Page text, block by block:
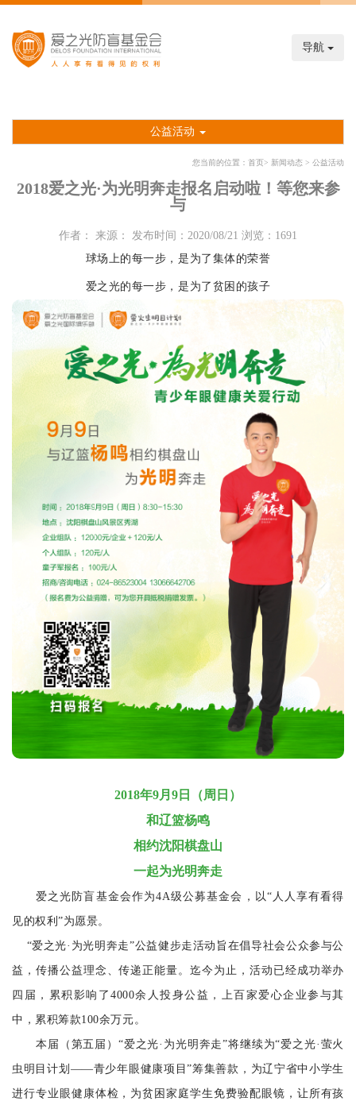
导航
公益活动
您当前的位置： 首页> 新闻动态 > 公益活动
2018爱之光·为光明奔走报名启动啦！等您来参
与
作者： 来源： 发布时间：2020/08/21 浏览：1691
球场上的每一步，是为了集体的荣誉
爱之光的每一步，是为了贫困的孩子
2018年9月9日（周日）
和辽篮杨鸣
相约沈阳棋盘山
一起为光明奔走
爱之光防盲基金会作为4A级公募基金会，以“人人享有看得
见的权利”为愿景。
“爱之光·为光明奔走”公益健步走活动旨在倡导社会公众参与公
益，传播公益理念、传递正能量。迄今为止，活动已经成功举办
四届，累积影响了4000余人投身公益，上百家爱心企业参与其
中，累积筹款100余万元。
本届（第五届）“爱之光·为光明奔走”将继续为“爱之光·萤火
虫明目计划——青少年眼健康项目”筹集善款，为辽宁省中小学生
进行专业眼健康体检，为贫困家庭学生免费验配眼镜，让所有孩